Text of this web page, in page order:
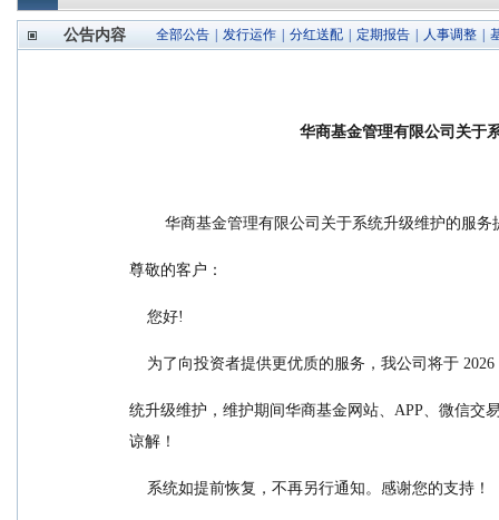
公告内容 全部公告 发行运作 分红送配 定期报告 人事调整
华商基金管理有限公司关于
华商基金管理有限公司关于系统升级维护的服
尊敬的客户：
    您好!
为了向投资者提供更优质的服务，我公司将于
统升级维护，维护期间华商基金网站、APP、微信交
谅解！
    系统如提前恢复，不再另行通知。感谢您的支持！